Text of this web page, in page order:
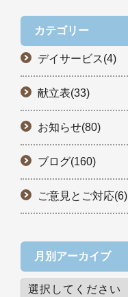
カテゴリー
デイサービス(4)
献立表(33)
お知らせ(80)
ブログ(160)
ご意見とご対応(6)
月別アーカイブ